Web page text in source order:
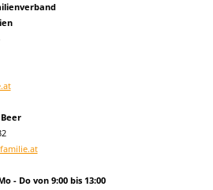
- Do von 9:00 bis 13:00